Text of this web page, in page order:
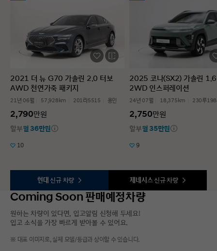
2021 더 뉴 G70 가솔린 2.0 터보
AWD 천연가죽 패키지
21년 06월 57,928km 201라5515 용인
2,790만원
할부월 36만원
10
2025 코나(SX2) 가솔린 1.6
2WD 인스퍼레이션
24년 07월 18,375km 230루
2,750만원
할부월 35만원
9
현대 신규 차량 제네시스 신규 차량
Coming Soon 판매예정차량
원하는 차량이 있다면, 입고알림 신청해 두세요!
입고 소식을 가장 빠르게 받아볼 수 있어요.
※ 대표 이미지로, 실제 모델/등급과 상이할 수 있습니다.